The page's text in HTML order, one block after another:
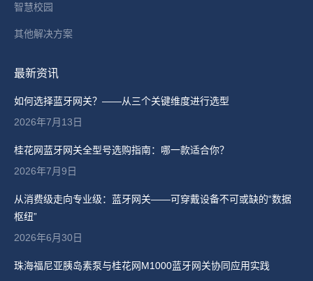
智慧校园
其他解决方案
最新资讯
如何选择蓝牙网关？——从三个关键维度进行选型
2026年7月13日
桂花网蓝牙网关全型号选购指南：哪一款适合你？
2026年7月9日
从消费级走向专业级：蓝牙网关——可穿戴设备不可或缺的“数据
枢纽”
2026年6月30日
珠海福尼亚胰岛素泵与桂花网M1000蓝牙网关协同应用实践